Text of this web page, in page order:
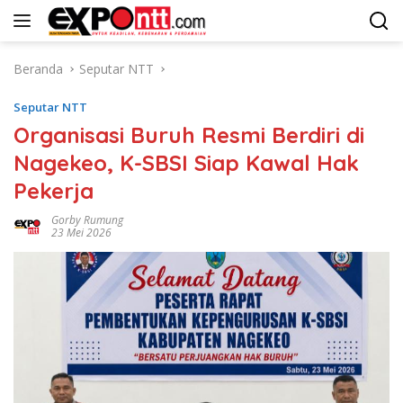
Langsung
Beranda
Seputar NTT
Seputar NTT
Organisasi Buruh Resmi Berdiri di
Nagekeo, K-SBSI Siap Kawal Hak
Pekerja
Gorby Rumung
23 Mei 2026